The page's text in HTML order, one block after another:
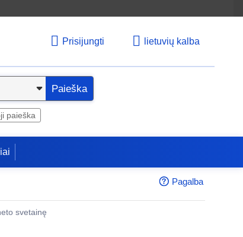
Prisijungti lietuvių kalba
Paieška
paieška
Pagalba
svetainę